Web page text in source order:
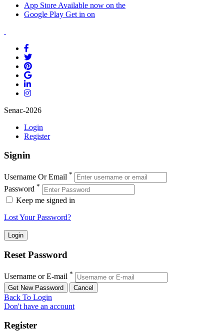
App Store Available now on the
Google Play Get in on
Senac-2026
Login
Register
Signin
Username Or Email *
Password *
Keep me signed in
Lost Your Password?
Reset Password
Username or E-mail *
Back To Login
Don't have an account
Register